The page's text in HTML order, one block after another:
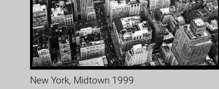
New York, Midtown 1999